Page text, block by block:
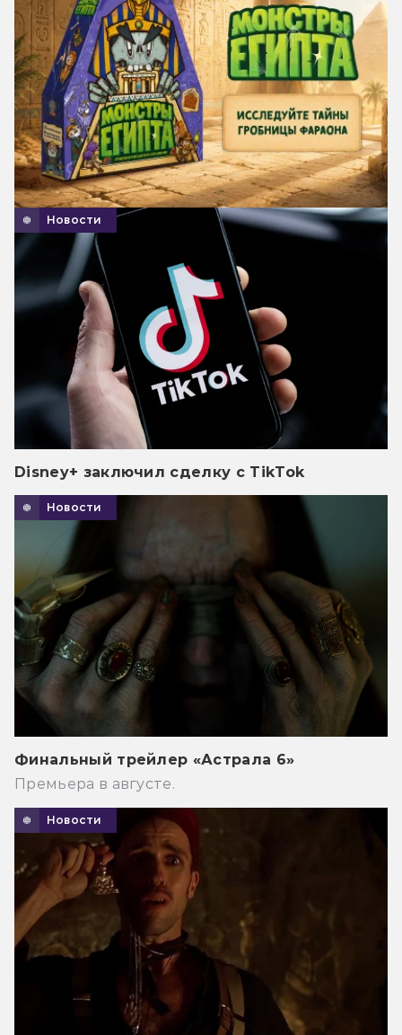
Новости
Disney+ заключил сделку с TikTok
Новости
Финальный трейлер «Астрала 6»
Премьера в августе.
Новости